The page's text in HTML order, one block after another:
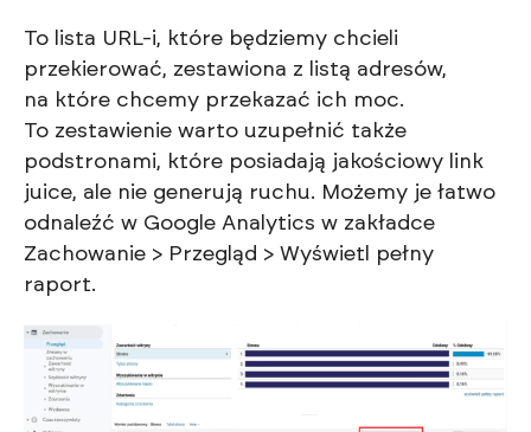
To lista URL-i, które będziemy chcieli
przekierować, zestawiona z listą adresów,
na które chcemy przekazać ich moc.
To zestawienie warto uzupełnić także
podstronami, które posiadają jakościowy link
juice, ale nie generują ruchu. Możemy je łatwo
odnaleźć w Google Analytics w zakładce
Zachowanie > Przegląd > Wyświetl pełny
raport.